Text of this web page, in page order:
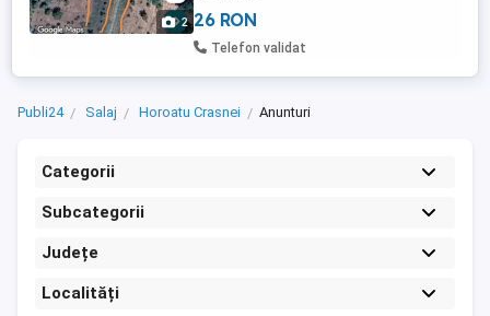
2 26 RON
Telefon validat
Publi24 Salaj Horoatu Crasnei Anunturi
Categorii
Subcategorii
Județe
Localități